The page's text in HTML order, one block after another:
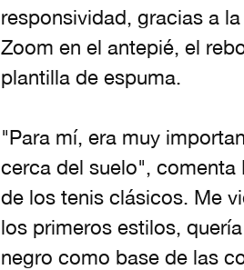
responsividad, gracias a
Zoom en el antepié, el
plantilla de espuma.
"Para mí, era muy
cerca del suelo", comenta
de los tenis clásicos. Me
los primeros estilos,
negro como base de las